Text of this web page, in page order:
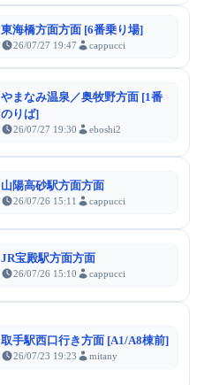
東海橋方面方面 [6番乗り場]
26/07/27 19:47 cappucci
やまなみ温泉／奥牧野方面 [1番
のりば]
26/07/27 19:30 eboshi2
山陽高砂駅方面方面
26/07/26 15:11 cappucci
JR宝殿駅方面方面
26/07/26 15:10 cappucci
取手駅西口行き方面 [A1/A8棟前]
26/07/23 19:23 mitany